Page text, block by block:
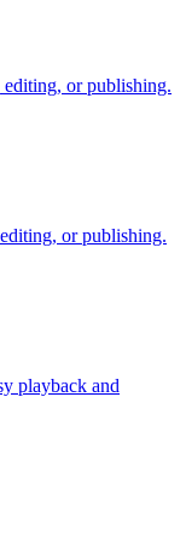
or publishing.
or publishing.
playback and